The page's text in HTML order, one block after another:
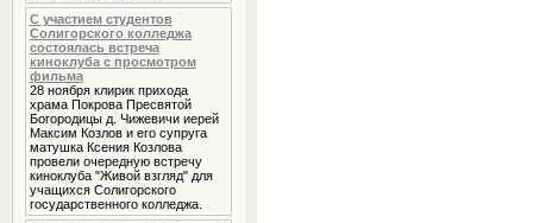
С участием студентов
Солигорского колледжа
состоялась встреча
киноклуба с просмотром
фильма
28 ноября клирик прихода
храма Покрова Пресвятой
Богородицы д. Чижевичи иерей
Максим Козлов и его супруга
матушка Ксения Козлова
провели очередную встречу
киноклуба "Живой взгляд" для
учащихся Солигорского
государственного колледжа.